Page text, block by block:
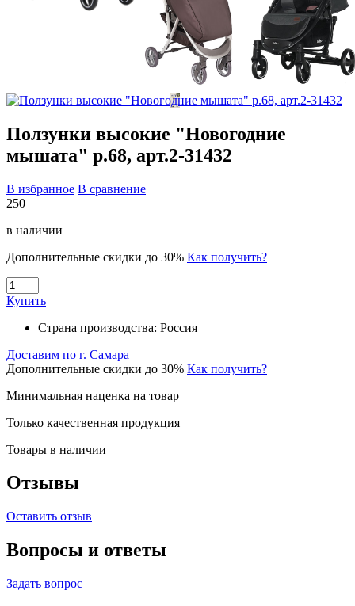
Ползунки высокие "Новогодние
мышата" р.68, арт.2-31432
В избранное В сравнение
250
в наличии
Дополнительные скидки до 30% Как получить?
Купить
Страна производства: Россия
Доставим по г. Самара
Дополнительные скидки до 30% Как получить?
Минимальная наценка на товар
Только качественная продукция
Товары в наличии
Отзывы
Оставить отзыв
Вопросы и ответы
Задать вопрос